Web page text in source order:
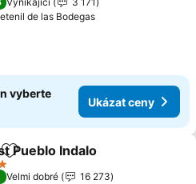
de las Bodegas
vyberte
Ukázat ceny
Přidat na seznam oblíbených
Pueblo Indalo
hvězdiček
Velmi dobré
16 273